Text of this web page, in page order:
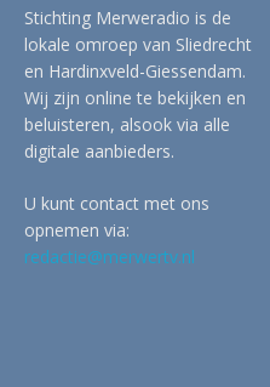
Stichting Merweradio is de
lokale omroep van Sliedrecht
en Hardinxveld-Giessendam.
Wij zijn online te bekijken en
beluisteren, alsook via alle
digitale aanbieders.
U kunt contact met ons
opnemen via:
redactie@merwertv.nl